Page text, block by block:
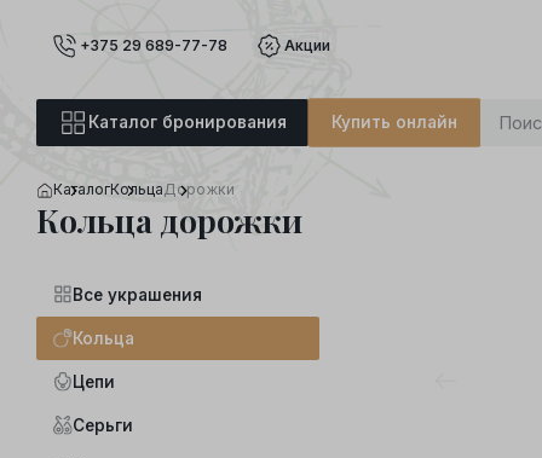
+375 29 689-77-78 Акции
Каталог бронирования Купить онлайн
КаталогКольцаДорожки
Кольца дорожки
Все украшения
Кольца
Цепи
Серьги